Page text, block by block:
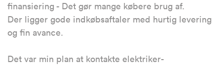
finansiering - Det gør mange købere brug af.
Der ligger gode indkøbsaftaler med hurtig levering
og fin avance.
Det var min plan at kontakte elektriker-